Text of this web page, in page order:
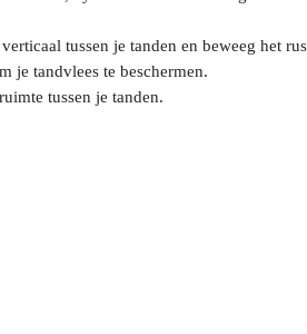
tussen je tanden en beweeg het
je tandvlees te beschermen.
tussen je tanden.